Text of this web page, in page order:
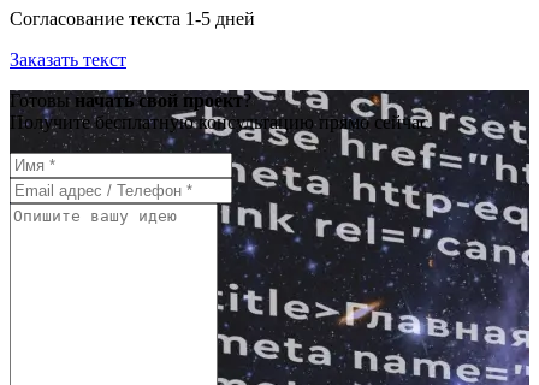
Согласование текста 1-5 дней
Заказать текст
Готовы начать свой проект?
Получите бесплатную консультацию прямо сейчас.